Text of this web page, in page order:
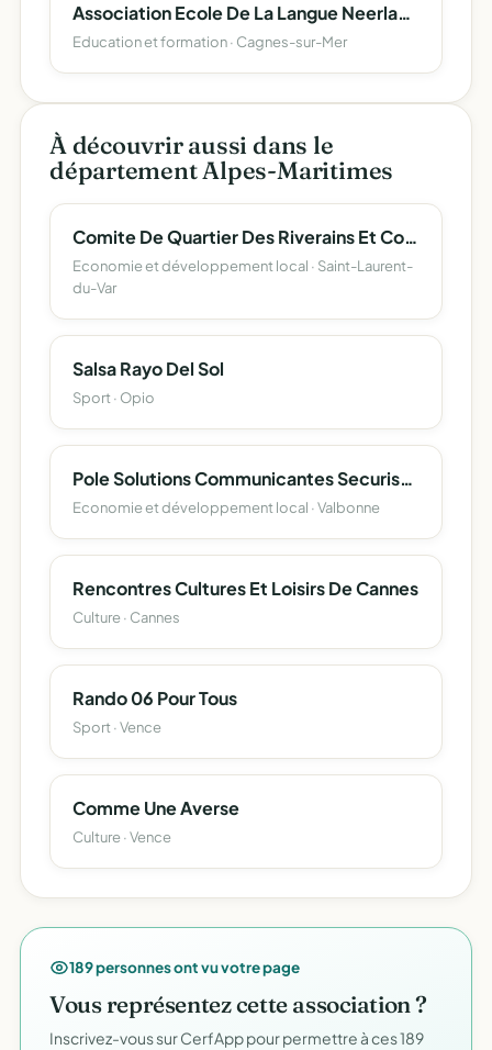
Association Ecole De La Langue Neerlandaise
Education et formation · Cagnes-sur-Mer
À découvrir aussi dans le
département Alpes-Maritimes
Comite De Quartier Des Riverains Et Commercants Du Bord Du Var De St Laurent
Economie et développement local · Saint-Laurent-
du-Var
Salsa Rayo Del Sol
Sport · Opio
Pole Solutions Communicantes Securisees ( S C S )
Economie et développement local · Valbonne
Rencontres Cultures Et Loisirs De Cannes
Culture · Cannes
Rando 06 Pour Tous
Sport · Vence
Comme Une Averse
Culture · Vence
189 personnes ont vu votre page
Vous représentez cette association ?
Inscrivez-vous sur CerfApp pour permettre à ces 189